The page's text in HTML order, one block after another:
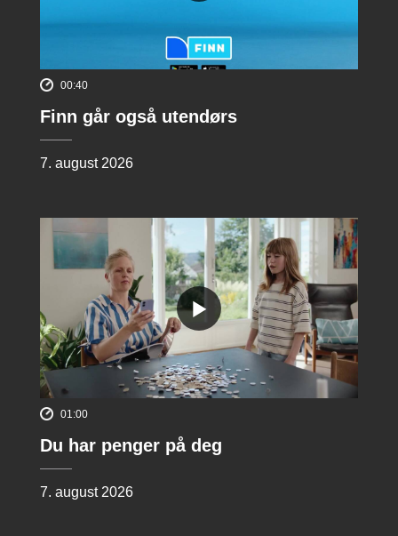
00:40
Finn går også utendørs
7. august 2026
01:00
Du har penger på deg
7. august 2026